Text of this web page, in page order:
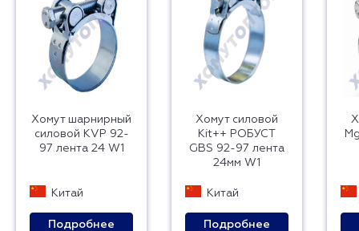
Хомут шарнирный
силовой KVP 92-
97 лента 24 W1
Китай
Подробнее
Хомут силовой
Kit++ РОБУСТ
GBS 92-97 лента
24мм W1
Китай
Подробнее